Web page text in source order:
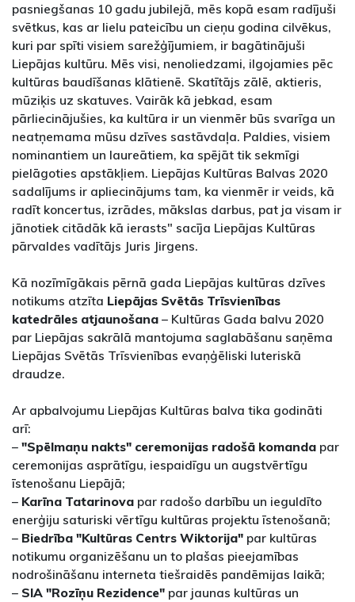
pasniegšanas 10 gadu jubilejā, mēs kopā esam radījuši
svētkus, kas ar lielu pateicību un cieņu godina cilvēkus,
kuri par spīti visiem sarežģījumiem, ir bagātinājuši
Liepājas kultūru. Mēs visi, nenoliedzami, ilgojamies pēc
kultūras baudīšanas klātienē. Skatītājs zālē, aktieris,
mūziķis uz skatuves. Vairāk kā jebkad, esam
pārliecinājušies, ka kultūra ir un vienmēr būs svarīga un
neatņemama mūsu dzīves sastāvdaļa. Paldies, visiem
nominantiem un laureātiem, ka spējāt tik sekmīgi
pielāgoties apstākļiem. Liepājas Kultūras Balvas 2020
sadalījums ir apliecinājums tam, ka vienmēr ir veids, kā
radīt koncertus, izrādes, mākslas darbus, pat ja visam ir
jānotiek citādāk kā ierasts" sacīja Liepājas Kultūras
pārvaldes vadītājs Juris Jirgens.
Kā nozīmīgākais pērnā gada Liepājas kultūras dzīves
notikums atzīta Liepājas Svētās Trīsvienības
katedrāles atjaunošana – Kultūras Gada balvu 2020
par Liepājas sakrālā mantojuma saglabāšanu saņēma
Liepājas Svētās Trīsvienības evaņģēliski luteriskā
draudze.
Ar apbalvojumu Liepājas Kultūras balva tika godināti
arī:
– "Spēlmaņu nakts" ceremonijas radošā komanda par
ceremonijas asprātīgu, iespaidīgu un augstvērtīgu
īstenošanu Liepājā;
– Karīna Tatarinova par radošo darbību un ieguldīto
enerģiju saturiski vērtīgu kultūras projektu īstenošanā;
– Biedrība "Kultūras Centrs Wiktorija" par kultūras
notikumu organizēšanu un to plašas pieejamības
nodrošināšanu interneta tiešraidēs pandēmijas laikā;
– SIA "Rozīņu Rezidence" par jaunas kultūras un